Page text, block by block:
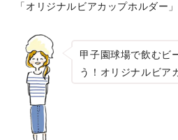
「オリジナルビアカップホルダー
甲子園球場で飲むビ
う！オリジナルビア